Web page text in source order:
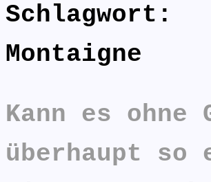
Die
antworten:
Schlagwort:
Montaigne
Kann es ohne
überhaupt so